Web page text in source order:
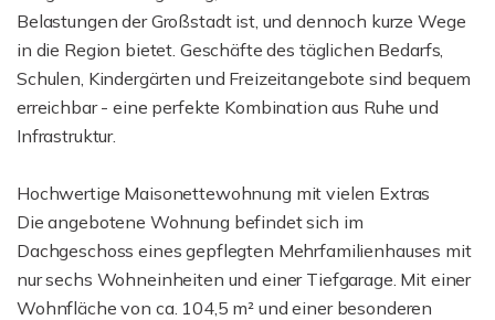
Belastungen der Großstadt ist, und dennoch kurze Wege
in die Region bietet. Geschäfte des täglichen Bedarfs,
Schulen, Kindergärten und Freizeitangebote sind bequem
erreichbar - eine perfekte Kombination aus Ruhe und
Infrastruktur.
Hochwertige Maisonettewohnung mit vielen Extras
Die angebotene Wohnung befindet sich im
Dachgeschoss eines gepflegten Mehrfamilienhauses mit
nur sechs Wohneinheiten und einer Tiefgarage. Mit einer
Wohnfläche von ca. 104,5 m² und einer besonderen